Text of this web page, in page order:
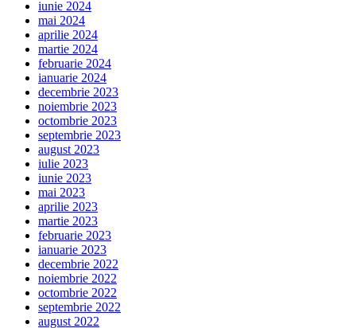
iunie 2024
mai 2024
aprilie 2024
martie 2024
februarie 2024
ianuarie 2024
decembrie 2023
noiembrie 2023
octombrie 2023
septembrie 2023
august 2023
iulie 2023
iunie 2023
mai 2023
aprilie 2023
martie 2023
februarie 2023
ianuarie 2023
decembrie 2022
noiembrie 2022
octombrie 2022
septembrie 2022
august 2022